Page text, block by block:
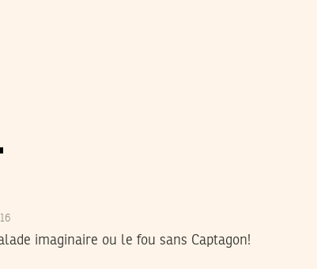
imaginaire ou le fou sans Captagon!